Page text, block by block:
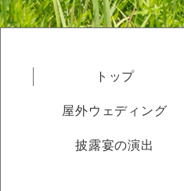
トップ
屋外ウェディング
披露宴の演出